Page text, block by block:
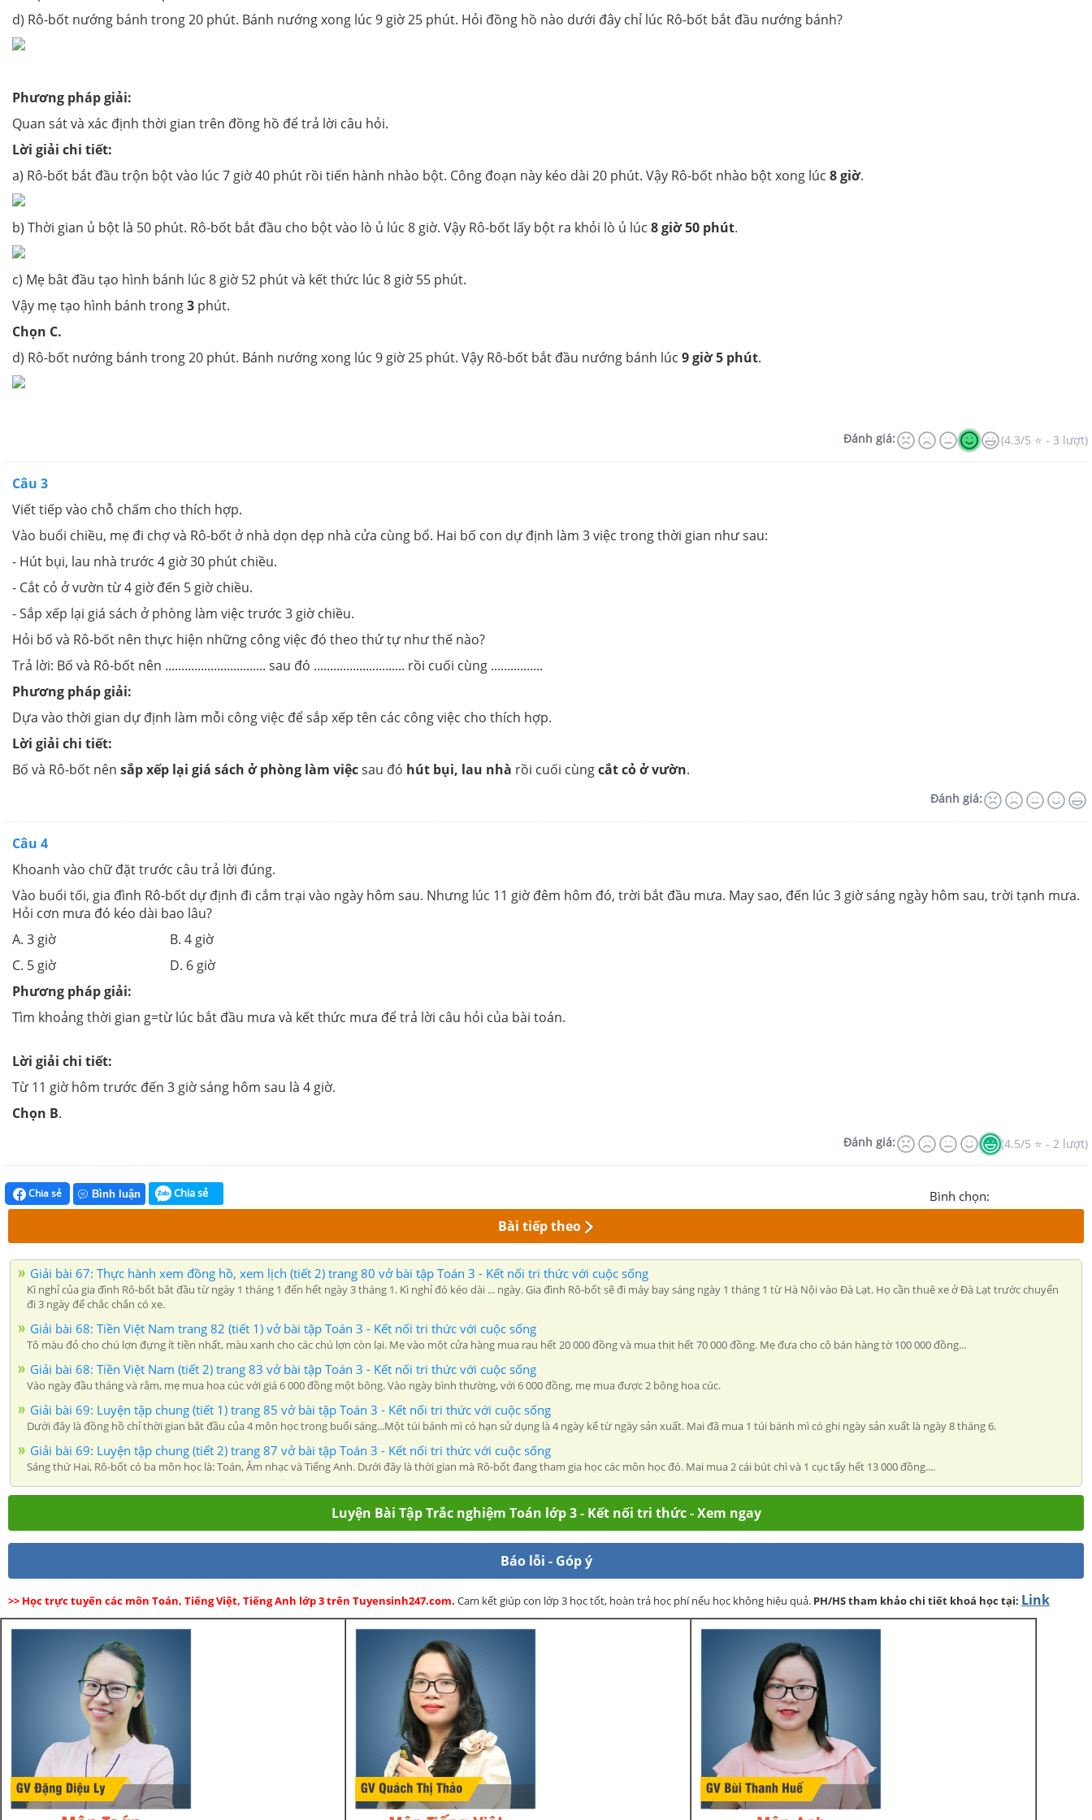
d) Rô-bốt nướng bánh trong 20 phút. Bánh nướng xong lúc 9 giờ 25 phút. Hỏi đồng hồ nào dưới đây chỉ lúc Rô-bốt bắt đầu nướng bánh?
Phương pháp giải:
Quan sát và xác định thời gian trên đồng hồ để trả lời câu hỏi.
Lời giải chi tiết:
a) Rô-bốt bắt đầu trộn bột vào lúc 7 giờ 40 phút rồi tiến hành nhào bột. Công đoạn này kéo dài 20 phút. Vậy Rô-bốt nhào bột xong lúc 8 giờ.
b) Thời gian ủ bột là 50 phút. Rô-bốt bắt đầu cho bột vào lò ủ lúc 8 giờ. Vậy Rô-bốt lấy bột ra khỏi lò ủ lúc 8 giờ 50 phút.
c) Mẹ bât đầu tạo hình bánh lúc 8 giờ 52 phút và kết thức lúc 8 giờ 55 phút.
Vậy mẹ tạo hình bánh trong3 phút.
Chọn C.
d) Rô-bốt nướng bánh trong 20 phút. Bánh nướng xong lúc 9 giờ 25 phút. Vậy Rô-bốt bắt đầu nướng bánh lúc 9 giờ 5 phút.
Đánh giá: (4.3/5 ⭐ - 3 lượt)
Câu 3
Viết tiếp vào chỗ chấm cho thích hợp.
Vào buổi chiều, mẹ đi chợ và Rô-bốt ở nhà dọn dẹp nhà cửa cùng bổ. Hai bố con dự định làm 3 việc trong thời gian như sau:
- Hút bụi, lau nhà trước 4 giờ 30 phút chiều.
- Cắt cỏ ở vườn từ 4 giờ đến 5 giờ chiều.
- Sắp xếp lại giá sách ở phòng làm việc trước 3 giờ chiều.
Hỏi bố và Rô-bốt nên thực hiện những công việc đó theo thứ tự như thế nào?
Trả lời: Bố và Rô-bốt nên ............................... sau đó ............................ rồi cuối cùng ................
Phương pháp giải:
Dựa vào thời gian dự định làm mỗi công việc để sắp xếp tên các công việc cho thích hợp.
Lời giải chi tiết:
Bố và Rô-bốt nên sắp xếp lại giá sách ở phòng làm việcsau đó hút bụi, lau nhà rồi cuối cùngcắt cỏ ở vườn.
Đánh giá:
Câu 4
Khoanh vào chữ đặt trước câu trả lời đúng.
Vào buổi tối, gia đình Rô-bốt dự định đi cắm trại vào ngày hôm sau. Nhưng lúc 11 giờ đêm hôm đó, trời bắt đầu mưa. May sao, đến lúc 3 giờ sáng ngày hôm sau, trời tạnh mưa.
Hỏi cơn mưa đó kéo dài bao lâu?
A. 3 giờ B. 4 giờ
C. 5 giờ D. 6 giờ
Phương pháp giải:
Tìm khoảng thời gian g=từ lúc bắt đầu mưa và kết thức mưa để trả lời câu hỏi của bài toán.
Lời giải chi tiết:
Từ 11 giờ hôm trước đến 3 giờ sáng hôm sau là 4 giờ.
Chọn B.
Đánh giá: (4.5/5 ⭐ - 2 lượt)
Chia sẻ Bình luận Chia sẻ Bình chọn:
Bài tiếp theo
Giải bài 67: Thực hành xem đồng hồ, xem lịch (tiết 2) trang 80 vở bài tập Toán 3 - Kết nối tri thức với cuộc sống
Kì nghỉ của gia đình Rô-bốt bắt đầu từ ngày 1 tháng 1 đến hết ngày 3 tháng 1. Kì nghỉ đó kéo dài ... ngày. Gia đình Rô-bốt sẽ đi máy bay sáng ngày 1 tháng 1 từ Hà Nội vào Đà Lạt. Họ cần thuê xe ở Đà Lạt trước chuyến
đi 3 ngày để chắc chắn có xe.
Giải bài 68: Tiền Việt Nam trang 82 (tiết 1) vở bài tập Toán 3 - Kết nối tri thức với cuộc sống
Tô màu đỏ cho chú lợn đựng ít tiền nhất, màu xanh cho các chú lợn còn lại. Mẹ vào một cửa hàng mua rau hết 20 000 đồng và mua thịt hết 70 000 đồng. Mẹ đưa cho cô bán hàng tờ 100 000 đồng...
Giải bài 68: Tiền Việt Nam (tiết 2) trang 83 vở bài tập Toán 3 - Kết nối tri thức với cuộc sống
Vào ngày đầu tháng và rằm, mẹ mua hoa cúc với giá 6 000 đồng một bông. Vào ngày bình thường, với 6 000 đồng, mẹ mua được 2 bông hoa cúc.
Giải bài 69: Luyện tập chung (tiết 1) trang 85 vở bài tập Toán 3 - Kết nối tri thức với cuộc sống
Dưới đây là đồng hồ chỉ thời gian bắt đầu của 4 môn học trong buổi sáng...Một túi bánh mì có hạn sử dụng là 4 ngày kể từ ngày sản xuất. Mai đã mua 1 túi bánh mì có ghi ngày sản xuất là ngày 8 tháng 6.
Giải bài 69: Luyện tập chung (tiết 2) trang 87 vở bài tập Toán 3 - Kết nối tri thức với cuộc sống
Sáng thứ Hai, Rô-bốt có ba môn học là: Toán, Âm nhạc và Tiếng Anh. Dưới đây là thời gian mà Rô-bốt đang tham gia học các môn học đó. Mai mua 2 cái bút chì và 1 cục tẩy hết 13 000 đồng....
Luyện Bài Tập Trắc nghiệm Toán lớp 3 - Kết nối tri thức - Xem ngay
Báo lỗi - Góp ý
>> Học trực tuyến các môn Toán, Tiếng Việt, Tiếng Anh lớp 3 trên Tuyensinh247.com. Cam kết giúp con lớp 3 học tốt, hoàn trả học phí nếu học không hiệu quả. PH/HStham khảo chi tiết khoá học tại: Link